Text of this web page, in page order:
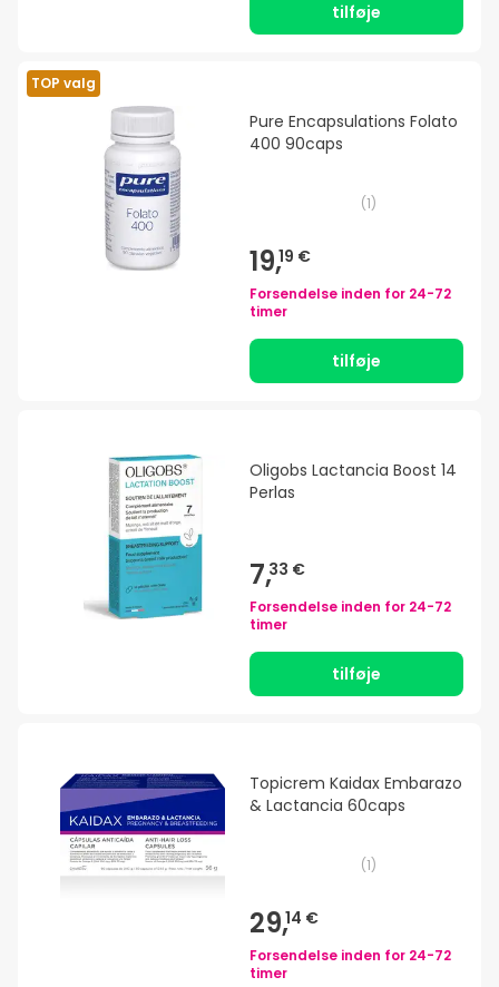
tilføje
TOP valg
Pure Encapsulations Folato
400 90caps
(1)
19,19 €
Forsendelse inden for 24-72
timer
tilføje
Oligobs Lactancia Boost 14
Perlas
7,33 €
Forsendelse inden for 24-72
timer
tilføje
Topicrem Kaidax Embarazo
& Lactancia 60caps
(1)
29,14 €
Forsendelse inden for 24-72
timer